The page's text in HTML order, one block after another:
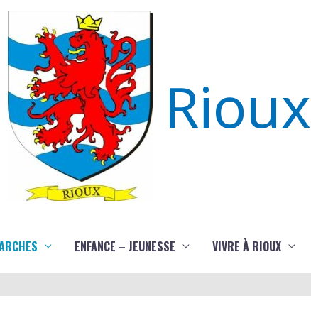
Rioux
ENFANCE – JEUNESSE VIVRE À RIOUX